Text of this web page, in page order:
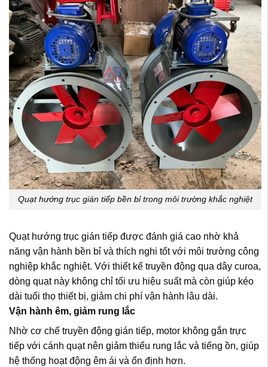
Quạt hướng trục gián tiếp bền bỉ trong môi trường khắc nghiệt
Quạt hướng trục gián tiếp được đánh giá cao nhờ khả
năng vận hành bền bỉ và thích nghi tốt với môi trường công
nghiệp khắc nghiệt. Với thiết kế truyền động qua dây curoa,
dòng quạt này không chỉ tối ưu hiệu suất mà còn giúp kéo
dài tuổi thọ thiết bị, giảm chi phí vận hành lâu dài.
Vận hành êm, giảm rung lắc
Nhờ cơ chế truyền động gián tiếp, motor không gắn trực
tiếp với cánh quạt nên giảm thiểu rung lắc và tiếng ồn, giúp
hệ thống hoạt động êm ái và ổn định hơn.